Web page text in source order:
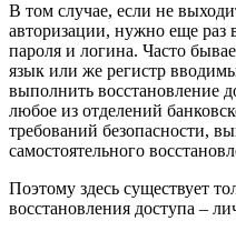
В том случае, если не
авторизации, нужно еще раз
пароля и логина. Часто
язык или же регистр
выполнить восстановление
любое из отделений
требований безопасности,
самостоятельного
Поэтому здесь существует
восстановления доступа –